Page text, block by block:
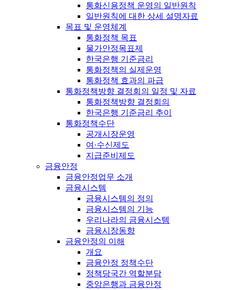
통화신용정책 운영의 일반원칙
일반원칙에 대한 상세 설명자료
목표 및 운영체계
통화정책 목표
물가안정목표제
한국은행 기준금리
통화정책의 실제운영
통화정책 효과의 파급
통화정책방향 결정회의 일정 및 자료
통화정책방향 결정회의
한국은행 기준금리 추이
통화정책수단
공개시장운영
여·수신제도
지급준비제도
금융안정
금융안정업무 소개
금융시스템
금융시스템의 정의
금융시스템의 기능
우리나라의 금융시스템
금융시장동향
금융안정의 이해
개요
금융안정 정책수단
정책당국간 역할분담
중앙은행과 금융안정